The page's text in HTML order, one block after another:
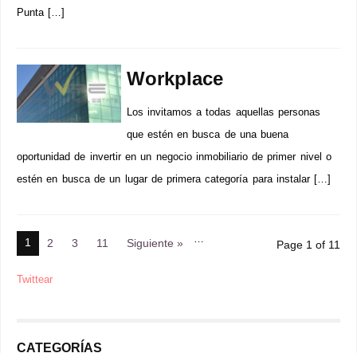
Punta […]
Workplace
Los invitamos a todas aquellas personas
que estén en busca de una buena
oportunidad de invertir en un negocio inmobiliario de primer nivel o
estén en busca de un lugar de primera categoría para instalar […]
1 2 3 …
11 Siguiente » Page 1 of 11
Twittear
CATEGORÍAS